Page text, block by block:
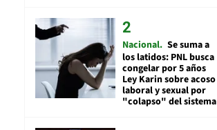
Nacional Se suma a
los latidos: PNL busca
congelar por 5 años
Ley Karin sobre acoso
laboral y sexual por
"colapso" del sistema